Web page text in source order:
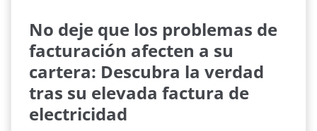
No deje que los problemas de
facturación afecten a su
cartera: Descubra la verdad
tras su elevada factura de
electricidad